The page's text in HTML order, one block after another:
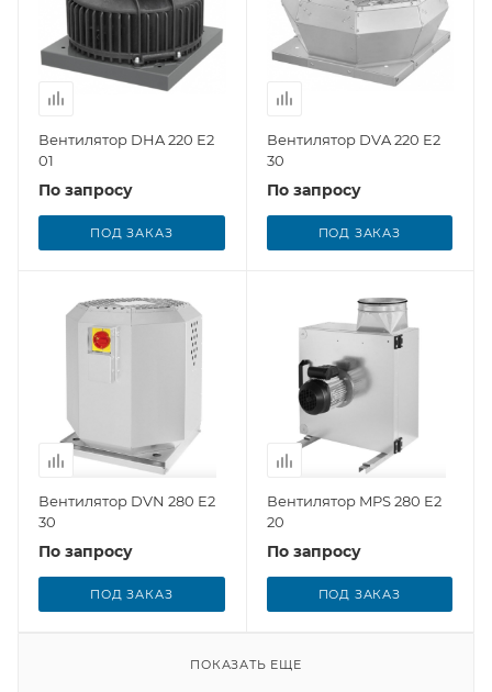
Вентилятор DHA 220 E2
01
По запросу
ПОД ЗАКАЗ
Вентилятор DVA 220 E2
30
По запросу
ПОД ЗАКАЗ
Вентилятор DVN 280 E2
30
По запросу
ПОД ЗАКАЗ
Вентилятор MPS 280 E2
20
По запросу
ПОД ЗАКАЗ
ПОКАЗАТЬ ЕЩЕ